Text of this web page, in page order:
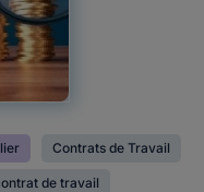
Contrats de Travail
de travail